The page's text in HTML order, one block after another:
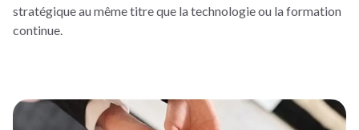
stratégique au même titre que la technologie ou la formation
continue.